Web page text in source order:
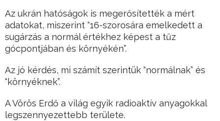
Az ukrán hatóságok is megerősítették a mért
adatokat, miszerint “16-szorosára emelkedett a
sugárzás a normál értékhez képest a tűz
gócpontjában és környékén”.
Az jó kérdés, mi számít szerintük “normálnak” és
“környéknek”.
A Vörös Erdő a világ egyik radioaktív anyagokkal
legszennyezettebb területe.